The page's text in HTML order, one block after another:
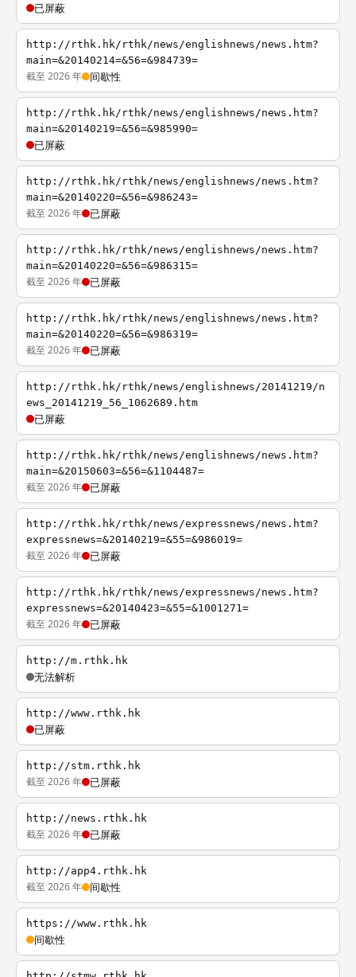
已屏蔽
http://rthk.hk/rthk/news/englishnews/news.htm?
main=&20140214=&56=&984739=
截至 2026 年 间歇性
http://rthk.hk/rthk/news/englishnews/news.htm?
main=&20140219=&56=&985990=
已屏蔽
http://rthk.hk/rthk/news/englishnews/news.htm?
main=&20140220=&56=&986243=
截至 2026 年 已屏蔽
http://rthk.hk/rthk/news/englishnews/news.htm?
main=&20140220=&56=&986315=
截至 2026 年 已屏蔽
http://rthk.hk/rthk/news/englishnews/news.htm?
main=&20140220=&56=&986319=
截至 2026 年 已屏蔽
http://rthk.hk/rthk/news/englishnews/20141219/n
ews_20141219_56_1062689.htm
已屏蔽
http://rthk.hk/rthk/news/englishnews/news.htm?
main=&20150603=&56=&1104487=
截至 2026 年 已屏蔽
http://rthk.hk/rthk/news/expressnews/news.htm?
expressnews=&20140219=&55=&986019=
截至 2026 年 已屏蔽
http://rthk.hk/rthk/news/expressnews/news.htm?
expressnews=&20140423=&55=&1001271=
截至 2026 年 已屏蔽
http://m.rthk.hk
无法解析
http://www.rthk.hk
已屏蔽
http://stm.rthk.hk
截至 2026 年 已屏蔽
http://news.rthk.hk
截至 2026 年 已屏蔽
http://app4.rthk.hk
截至 2026 年 间歇性
https://www.rthk.hk
间歇性